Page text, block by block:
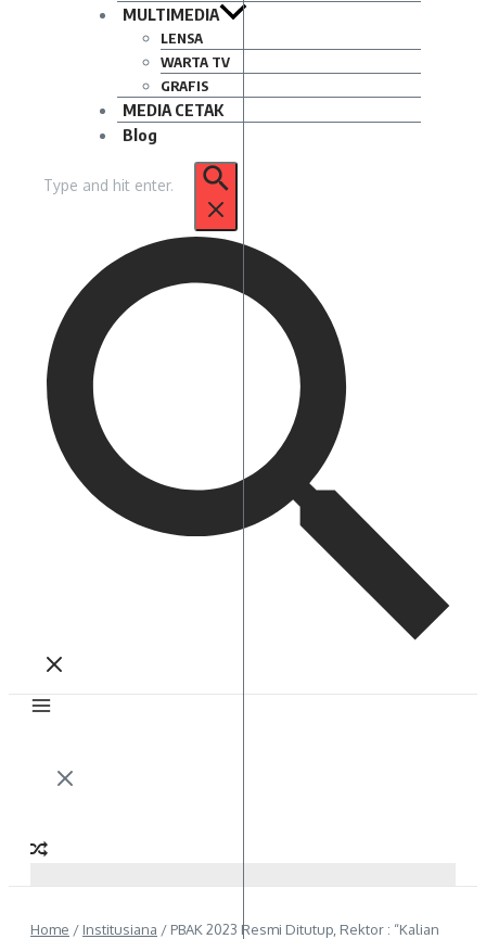
MULTIMEDIA
LENSA
WARTA TV
GRAFIS
MEDIA CETAK
Blog
untuk:
Home / Institusiana / PBAK 2023 Resmi Ditutup, Rektor : “Kalian